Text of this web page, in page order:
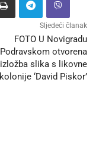
Sljedeći članak
FOTO U Novigradu
Podravskom otvorena
izložba slika s likovne
kolonije ‘David Piskor’